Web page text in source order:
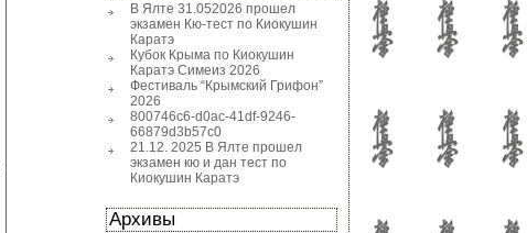
В Ялте 31.052026 прошел
экзамен Кю-тест по Киокушин
Каратэ
Кубок Крыма по Киокушин
Каратэ Симеиз 2026
Фестиваль “Крымский Грифон”
2026
800746c6-d0ac-41df-9246-
66879d3b57c0
21.12. 2025 В Ялте прошел
экзамен кю и дан тест по
Киокушин Каратэ
Архивы